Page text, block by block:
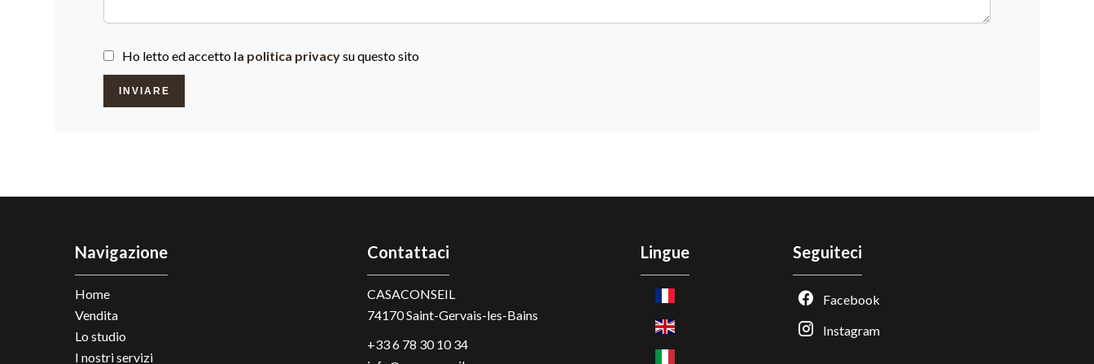
Ho letto ed accetto la politica privacysu questo sito
INVIARE
Navigazione
Home
Vendita
Lo studio
I nostri servizi
Contattaci
CASACONSEIL
74170Saint-Gervais-les-Bains
+33 6 78 30 10 34
Lingue Seguiteci
Facebook
Instagram